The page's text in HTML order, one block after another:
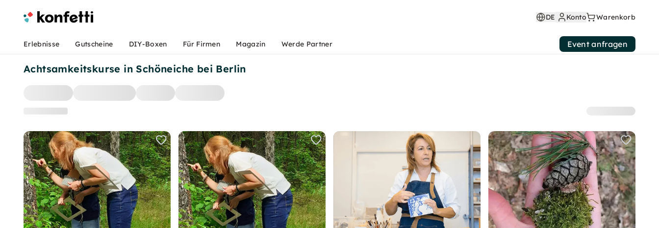
Achtsamkeitskurse in Schöneiche bei Berlin
DE Konto Warenkorb
Erlebnisse Gutscheine DIY-Boxen Für Firmen Magazin Werde Partner Event anfragen